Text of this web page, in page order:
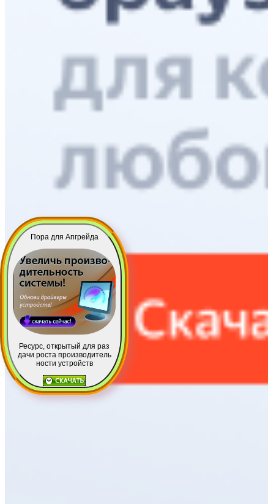
Пора для Апгрейда
Ресурс, открытый для раз
дачи роста производитель
ности устройств